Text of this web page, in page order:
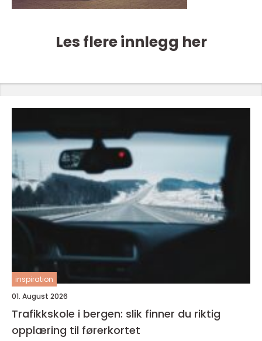
Les flere innlegg her
inspiration
01. August 2026
Trafikkskole i bergen: slik finner du riktig
opplæring til førerkortet